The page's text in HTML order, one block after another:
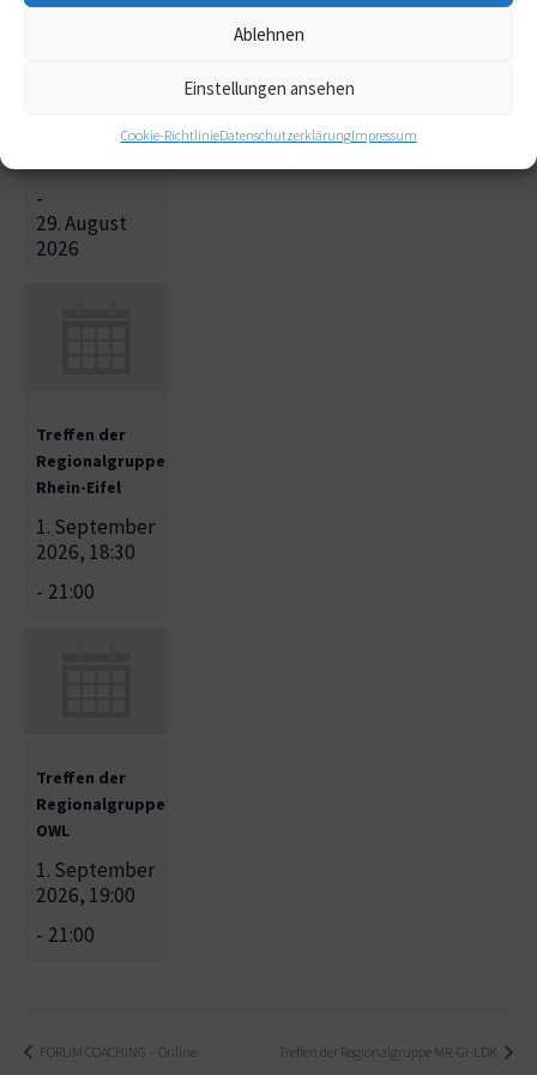
Ablehnen
Einstellungen ansehen
Cookie-RichtlinieDatenschutzerklärungImpressum
Treffen der
28. August
-
29. August
2026
Treffen der
Regionalgruppe
Rhein-Eifel
1. September
2026, 18:30
- 21:00
Treffen der
Regionalgruppe
OWL
1. September
2026, 19:00
- 21:00
FORUM COACHING – Online Treffen der Regionalgruppe MR-GI-LDK